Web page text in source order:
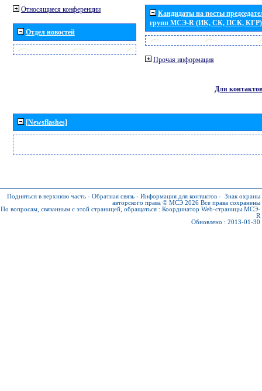
Относящиеся конференции
Отдел новостей
Кандидаты на посты
групп МСЭ-R (ИК, СК, ПСК, КГР)
Прочая информация
Для контактов
[Newsflashes]
Подняться в верхнюю часть - Обратная связь - Информация для контактов - Знак охраны
авторского права © МСЭ 2026 Все права сохранены
По вопросам, связанным с этой страницей, обращаться : Координатор Web-страницы МСЭ-
R
Обновлено : 2013-01-30